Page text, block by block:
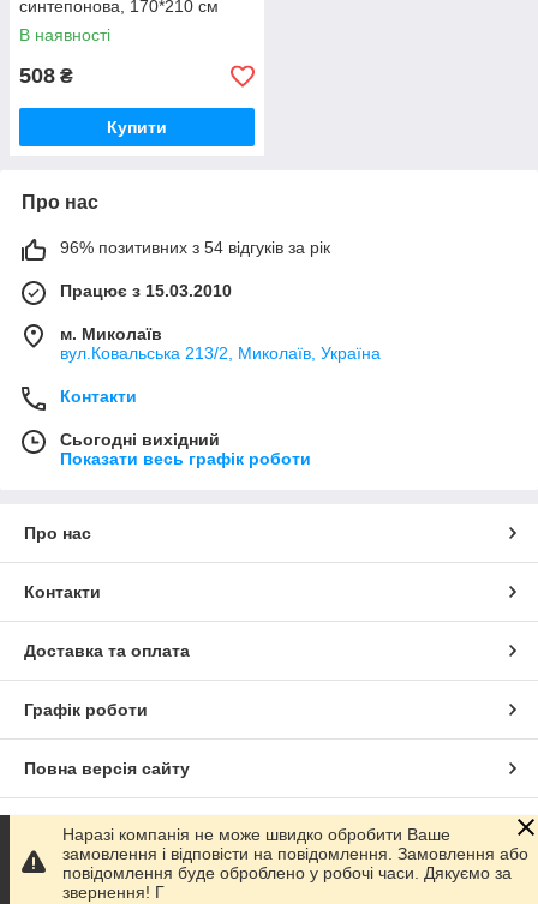
синтепонова, 170*210 см
В наявності
508 ₴
Купити
Про нас
96% позитивних з 54 відгуків за рік
Працює з 15.03.2010
м. Миколаїв
вул.Ковальська 213/2, Миколаїв, Україна
Контакти
Сьогодні вихідний
Показати весь графік роботи
Про нас
Контакти
Доставка та оплата
Графік роботи
Повна версія сайту
Сайт створено на маркетплейсі Prom.ua
Політика конфіденційності
Наразі компанія не може швидко обробити Ваше
замовлення і відповісти на повідомлення. Замовлення або
повідомлення буде оброблено у робочі часи. Дякуємо за
звернення! Г